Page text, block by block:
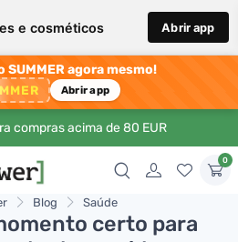
e cosméticos Abrir app
SUMMER agora mesmo!
Abrir app
compras acima de 80 EUR
0
Blog Saúde
certo para